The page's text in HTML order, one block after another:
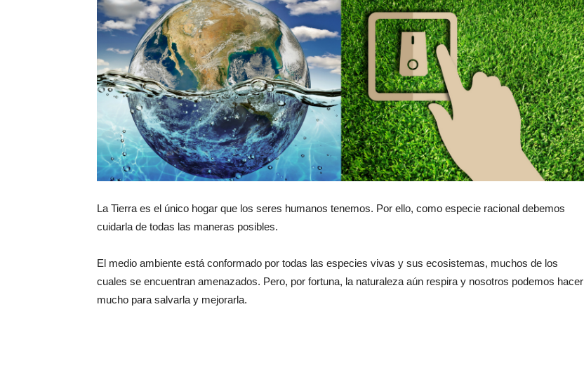
La Tierra es el único hogar que los seres humanos tenemos. Por ello, como especie racional debemos
cuidarla de todas las maneras posibles.
El medio ambiente está conformado por todas las especies vivas y sus ecosistemas, muchos de los
cuales se encuentran amenazados. Pero, por fortuna, la naturaleza aún respira y nosotros podemos hacer
mucho para salvarla y mejorarla.